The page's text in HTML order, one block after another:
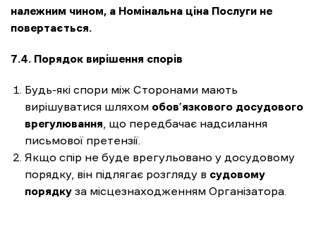
належним чином, а Номінальна ціна Послуги не
повертається.
7.4. Порядок вирішення спорів
Будь-які спори між Сторонами мають
вирішуватися шляхом обов’язкового досудового
врегулювання , що передбачає надсилання
письмової претензії.
Якщо спір не буде врегульовано у досудовому
порядку, він підлягає розгляду в судовому
порядку за місцезнаходженням Організатора.